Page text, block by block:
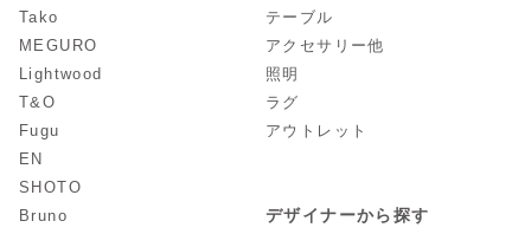
Tako
MEGURO
Lightwood
T&O
Fugu
EN
SHOTO
Bruno
テーブル
アクセサリー他
照明
ラグ
アウトレット
デザイナーから探す